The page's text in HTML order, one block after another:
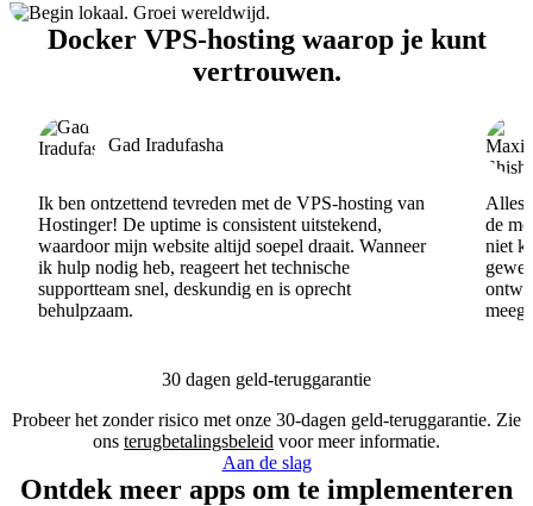
Docker VPS-hosting waarop je kunt
vertrouwen.
Gad Iradufasha
Ik ben ontzettend tevreden met de VPS-hosting van
Hostinger! De uptime is consistent uitstekend,
waardoor mijn website altijd soepel draait. Wanneer
ik hulp nodig heb, reageert het technische
supportteam snel, deskundig en is oprecht
behulpzaam.
Alles
de
niet
30 dagen geld-teruggarantie
Probeer het zonder risico met onze 30-dagen geld-teruggarantie. Zie
ons terugbetalingsbeleid voor meer informatie.
Aan de slag
Ontdek meer apps om te implementeren